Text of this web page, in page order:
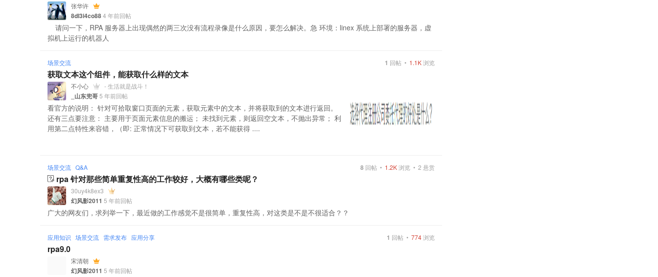
张华许
8dl3i4co884 年前回帖
请问一下，RPA 服务器上出现偶然的两三次没有流程录像是什么原因，要怎么解决。急 环境：linex 系统上部署的服务器，虚
拟机上运行的机器人
场景交流 1 回帖 • 1.1K浏览
获取文本这个组件，能获取什么样的文本
不小心 - 生活就是战斗！
_山东兜哥5 年前回帖
看官方的说明： 针对可拾取窗口页面的元素，获取元素中的文本，并将获取到的文本进行返回。
还有三点要注意： 主要用于页面元素信息的搬运； 未找到元素，则返回空文本，不抛出异常； 利
用第二点特性来容错，（即: 正常情况下可获取到文本，若不能获得 ....
场景交流 Q&A 8 回帖 • 1.2K浏览 •2 悬赏
rpa 针对那些简单重复性高的工作较好，大概有哪些类呢？
30uy4k8ex3
幻风影2011 5 年前回帖
广大的网友们，求列举一下，最近做的工作感觉不是很简单，重复性高，对这类是不是不很适合？？
应用知识 场景交流 需求发布 应用分享 1 回帖 •774浏览
rpa9.0
宋清朝
幻风影2011 5 年前回帖